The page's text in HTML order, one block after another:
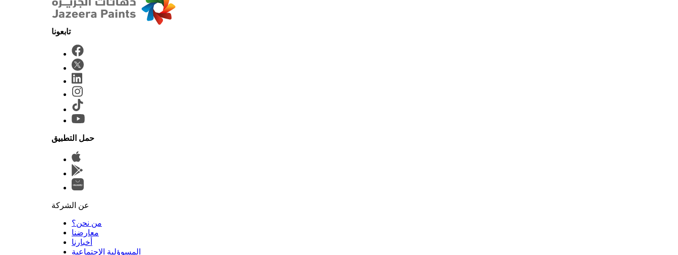
حمل التطبيق
عن الشركة
من نحن؟
المسوؤلية الإجتماعية